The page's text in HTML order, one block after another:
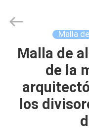
PRODUCTOS
Mesh
Product
Reserved.
Malla
Malla de
de la
los